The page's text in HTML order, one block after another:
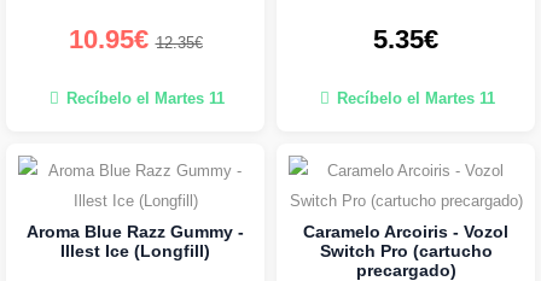
10.95€12.35€
Recíbelo el Martes 11
5.35€
Recíbelo el Martes 11
Aroma Blue Razz Gummy -
Illest Ice (Longfill)
Caramelo Arcoiris - Vozol
Switch Pro (cartucho
precargado)